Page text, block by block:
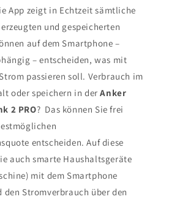
App zeigt in Echtzeit sämtliche
und gespeicherten
auf dem Smartphone –
– entscheiden, was mit
passieren soll. Verbrauch im
oder speichern in derAnker
2 PRO? Das können Sie frei
entscheiden. Auf diese
auch smarte Haushaltsgeräte
mit dem Smartphone
den Stromverbrauch über den